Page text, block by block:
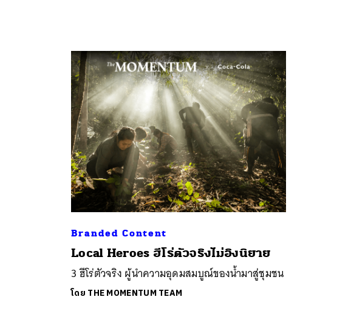
Branded Content
Local Heroes ฮีโร่ตัวจริงไม่อิงนิยาย
3 ฮีโร่ตัวจริง ผู้นำความอุดมสมบูณ์ของน้ำมาสู่ชุมชน
โดย THE MOMENTUM TEAM